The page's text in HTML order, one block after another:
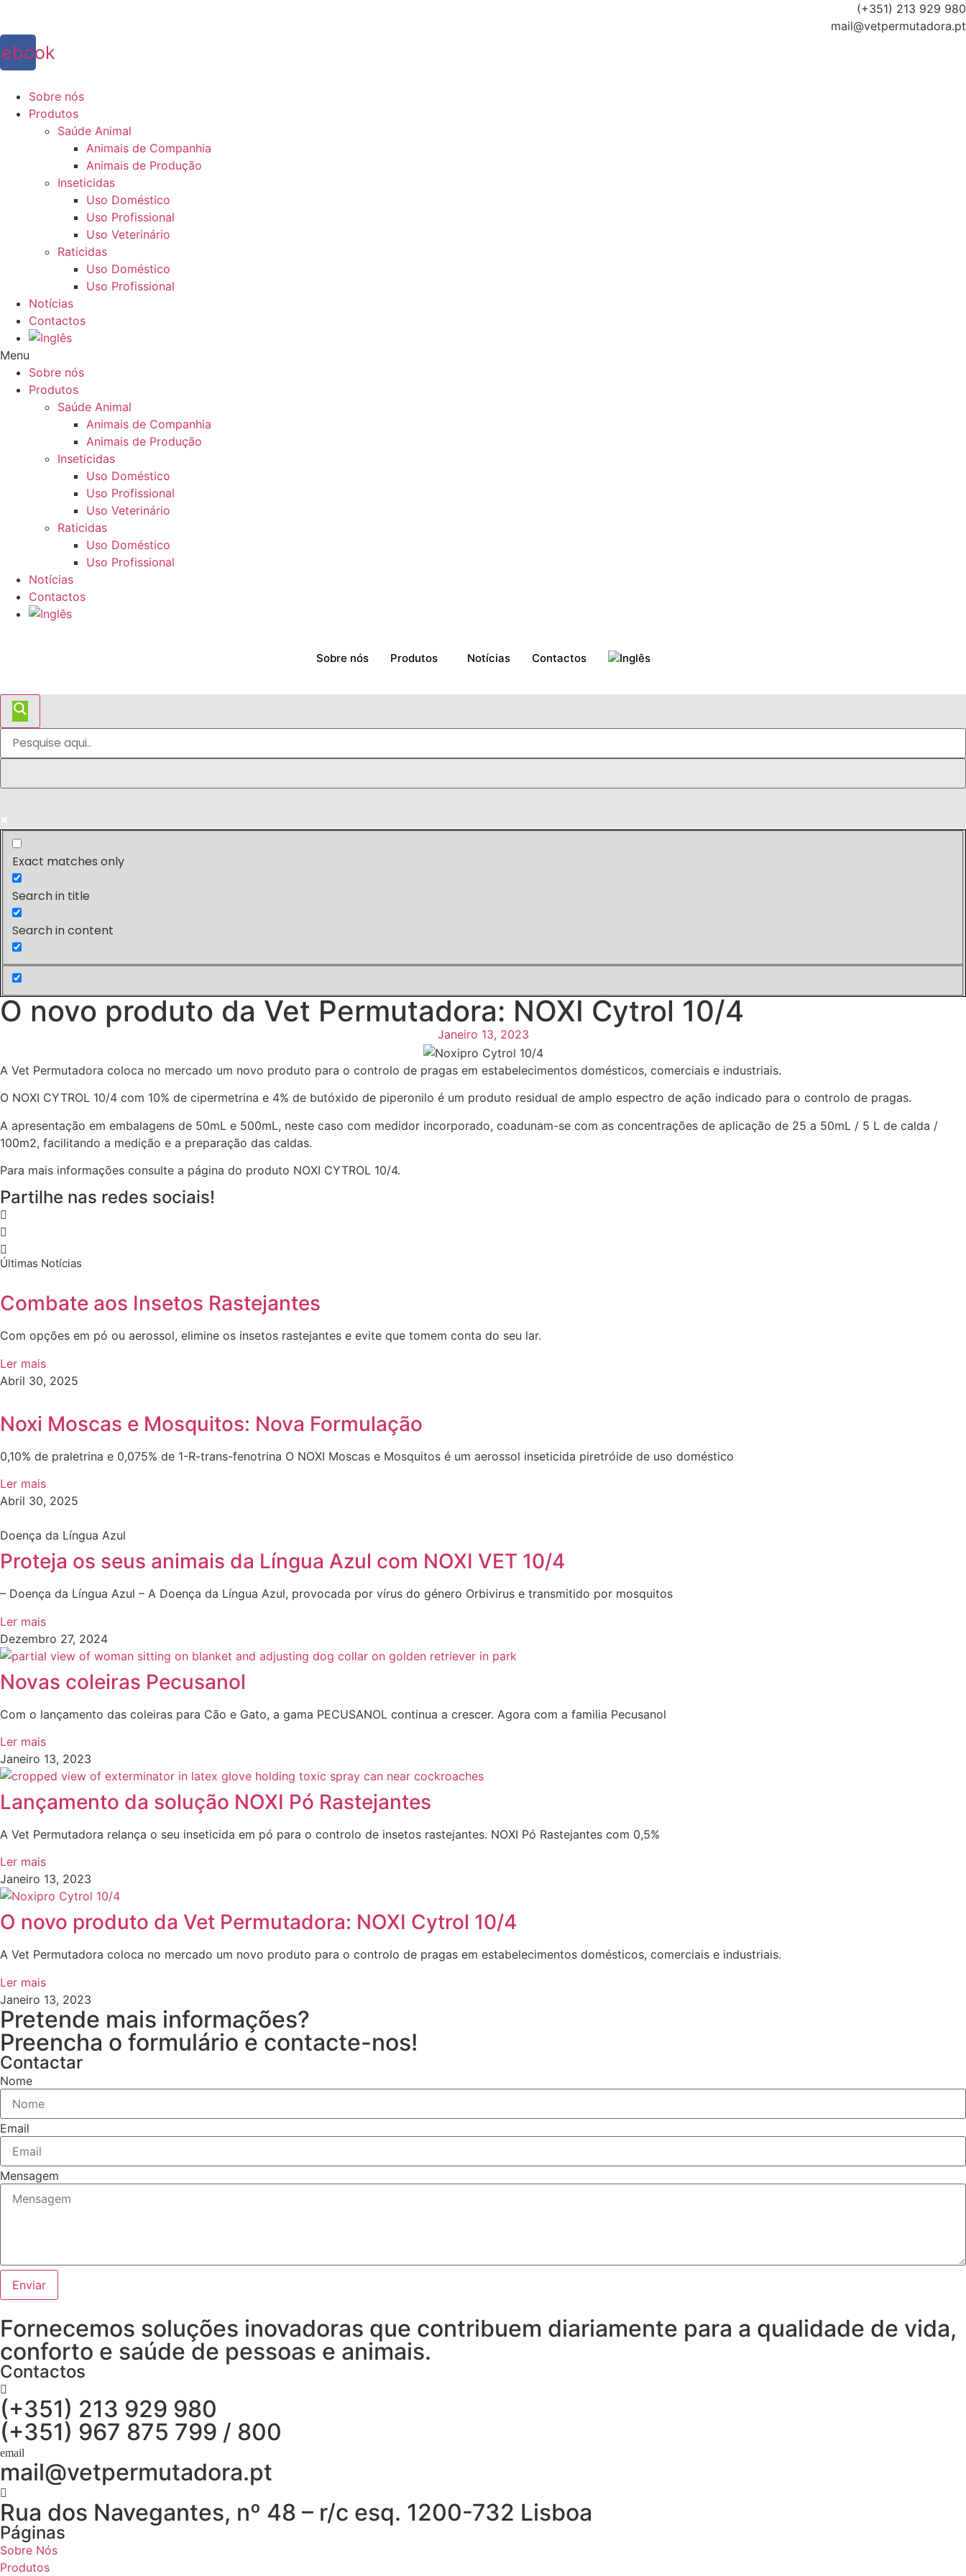
(+351) 213 929 980
mail@vetpermutadora.pt
Sobre nós
Produtos
Saúde Animal
Animais de Companhia
Animais de Produção
Inseticidas
Uso Doméstico
Uso Profissional
Uso Veterinário
Raticidas
Uso Doméstico
Uso Profissional
Notícias
Contactos
Menu
Sobre nós
Produtos
Saúde Animal
Animais de Companhia
Animais de Produção
Inseticidas
Uso Doméstico
Uso Profissional
Uso Veterinário
Raticidas
Uso Doméstico
Uso Profissional
Notícias
Contactos
Sobre nós Produtos Notícias Contactos
Exact matches only
Search in title
Search in content
O novo produto da Vet Permutadora: NOXI Cytrol 10/4
Janeiro 13, 2023
A Vet Permutadora coloca no mercado um novo produto para o controlo de pragas em estabelecimentos domésticos, comerciais e industriais.
O NOXI CYTROL 10/4 com 10% de cipermetrina e 4% de butóxido de piperonilo é um produto residual de amplo espectro de ação indicado para o controlo de pragas.
A apresentação em embalagens de 50mL e 500mL, neste caso com medidor incorporado, coadunam-se com as concentrações de aplicação de 25 a 50mL / 5 L de calda /
100m2, facilitando a medição e a preparação das caldas.
Para mais informações consulte a página do produto NOXI CYTROL 10/4.
Partilhe nas redes sociais!
Últimas Notícias
Combate aos Insetos Rastejantes
Com opções em pó ou aerossol, elimine os insetos rastejantes e evite que tomem conta do seu lar.
Ler mais
Abril 30, 2025
Noxi Moscas e Mosquitos: Nova Formulação
0,10% de praletrina e 0,075% de 1-R-trans-fenotrina O NOXI Moscas e Mosquitos é um aerossol inseticida piretróide de uso doméstico
Ler mais
Abril 30, 2025
Doença da Língua Azul
Proteja os seus animais da Língua Azul com NOXI VET 10/4
– Doença da Língua Azul – A Doença da Língua Azul, provocada por vírus do género Orbivirus e transmitido por mosquitos
Ler mais
Dezembro 27, 2024
Novas coleiras Pecusanol
Com o lançamento das coleiras para Cão e Gato, a gama PECUSANOL continua a crescer. Agora com a familia Pecusanol
Ler mais
Janeiro 13, 2023
Lançamento da solução NOXI Pó Rastejantes
A Vet Permutadora relança o seu inseticida em pó para o controlo de insetos rastejantes. NOXI Pó Rastejantes com 0,5%
Ler mais
Janeiro 13, 2023
O novo produto da Vet Permutadora: NOXI Cytrol 10/4
A Vet Permutadora coloca no mercado um novo produto para o controlo de pragas em estabelecimentos domésticos, comerciais e industriais.
Ler mais
Janeiro 13, 2023
Pretende mais informações?
Preencha o formulário e contacte-nos!
Contactar
Nome
Email
Mensagem
Enviar
Fornecemos soluções inovadoras que contribuem diariamente para a qualidade de vida,
conforto e saúde de pessoas e animais.
Contactos
(+351) 213 929 980
(+351) 967 875 799 / 800
mail@vetpermutadora.pt
Rua dos Navegantes, nº 48 – r/c esq. 1200-732 Lisboa
Páginas
Sobre Nós
Produtos